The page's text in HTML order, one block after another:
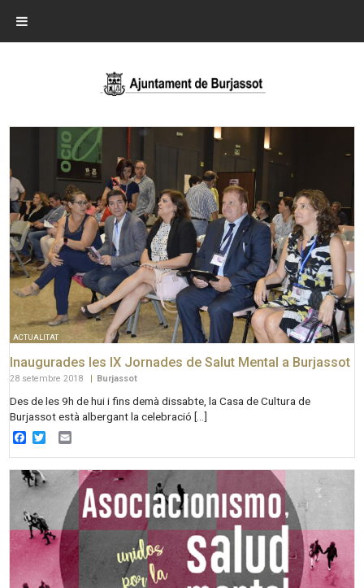
ACTUALITAT
Inaugurades les IX Jornades de Salut Mental a Burjassot
28 setembre 2018 Burjassot
Des de les 9h de hui i fins demà dissabte, la Casa de Cultura de
Burjassot està albergant la celebració […]
Facebook
Twitter